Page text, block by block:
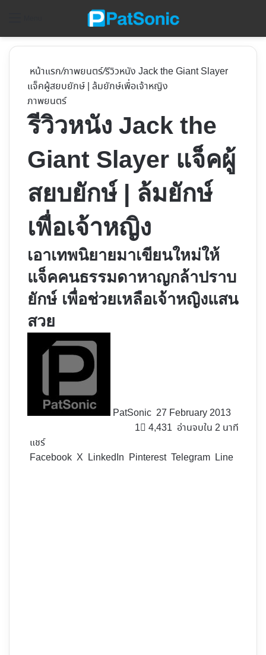
หน้าแรก/ภาพยนตร์/รีวิวหนัง Jack the Giant Slayer
แจ็คผู้สยบยักษ์ | ล้มยักษ์เพื่อเจ้าหญิง
ภาพยนตร์
รีวิวหนัง Jack the
Giant Slayer แจ็คผู้
สยบยักษ์ | ล้มยักษ์
เพื่อเจ้าหญิง
เอาเทพนิยายมาเขียนใหม่ให้
แจ็คคนธรรมดาหาญกล้าปราบ
ยักษ์ เพื่อช่วยเหลือเจ้าหญิงแสน
สวย
PatSonic 27 February 2013
1
4,431 อ่านจบใน 2 นาที
แชร์
Facebook X LinkedIn Pinterest Telegram Line